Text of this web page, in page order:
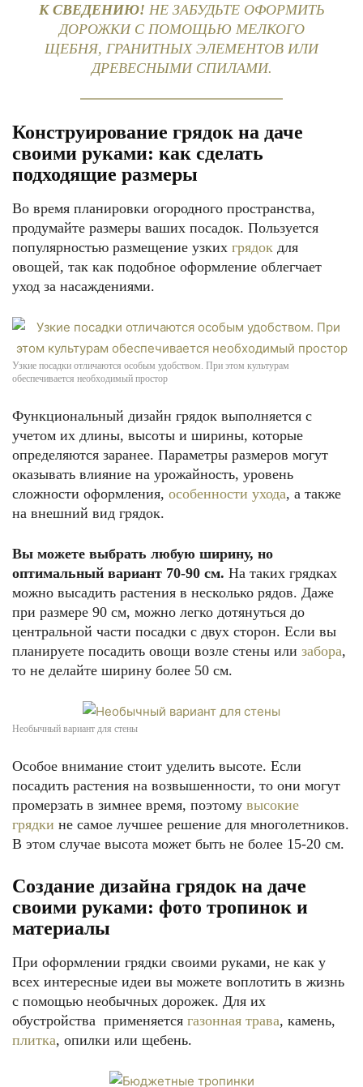
К СВЕДЕНИЮ! НЕ ЗАБУДЬТЕ ОФОРМИТЬ
ДОРОЖКИ С ПОМОЩЬЮ МЕЛКОГО
ЩЕБНЯ, ГРАНИТНЫХ ЭЛЕМЕНТОВ ИЛИ
ДРЕВЕСНЫМИ СПИЛАМИ.
Конструирование грядок на даче
своими руками: как сделать
подходящие размеры
Во время планировки огородного пространства,
продумайте размеры ваших посадок. Пользуется
популярностью размещение узких грядок для
овощей, так как подобное оформление облегчает
уход за насаждениями.
Узкие посадки отличаются особым удобством. При этом культурам
обеспечивается необходимый простор
Функциональный дизайн грядок выполняется с
учетом их длины, высоты и ширины, которые
определяются заранее. Параметры размеров могут
оказывать влияние на урожайность, уровень
сложности оформления, особенности ухода, а также
на внешний вид грядок.
Вы можете выбрать любую ширину, но
оптимальный вариант 70-90 см. На таких грядках
можно высадить растения в несколько рядов. Даже
при размере 90 см, можно легко дотянуться до
центральной части посадки с двух сторон. Если вы
планируете посадить овощи возле стены или забора,
то не делайте ширину более 50 см.
Необычный вариант для стены
Особое внимание стоит уделить высоте. Если
посадить растения на возвышенности, то они могут
промерзать в зимнее время, поэтому высокие
грядки не самое лучшее решение для многолетников.
В этом случае высота может быть не более 15-20 см.
Создание дизайна грядок на даче
своими руками: фото тропинок и
материалы
При оформлении грядки своими руками, не как у
всех интересные идеи вы можете воплотить в жизнь
с помощью необычных дорожек. Для их
обустройства применяется газонная трава, камень,
плитка, опилки или щебень.